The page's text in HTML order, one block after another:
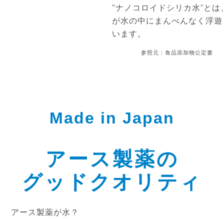
"ナノコロイドシリカ水”と
が水の中に まんべんなく浮
います。
参照元：食品添加物公定書
Made in Japan
アース製薬の
グッドクオリティ
アース製薬が水？